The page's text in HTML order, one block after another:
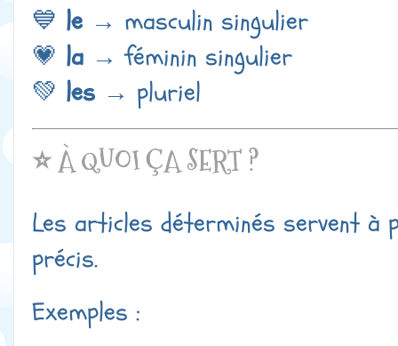
💙 le → masculin singulier
💗 la → féminin singulier
💚 les → pluriel
⭐ À QUOI ÇA SERT ?
Les articles déterminés servent à
précis.
Exemples :